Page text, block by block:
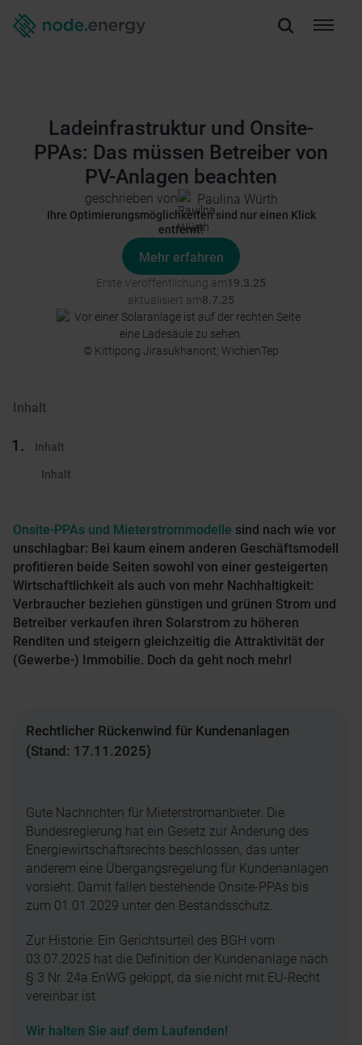
Ladeinfrastruktur und Onsite-
PPAs: Das müssen Betreiber von
PV-Anlagen beachten
geschrieben von Paulina Würth
Ihre Optimierungsmöglichkeiten sind nur einen Klick
entfernt!
Mehr erfahren
Erste Veröffentlichung am19.3.25
aktualisiert am8.7.25
© Kittipong Jirasukhanont; WichienTep
Inhalt
Inhalt
Inhalt
Onsite-PPAs und Mieterstrommodelle sind nach wie vor
unschlagbar: Bei kaum einem anderen Geschäftsmodell
profitieren beide Seiten sowohl von einer gesteigerten
Wirtschaftlichkeit als auch von mehr Nachhaltigkeit:
Verbraucher beziehen günstigen und grünen Strom und
Betreiber verkaufen ihren Solarstrom zu höheren
Renditen und steigern gleichzeitig die Attraktivität der
(Gewerbe-) Immobilie. Doch da geht noch mehr!
Rechtlicher Rückenwind für Kundenanlagen
(Stand: 17.11.2025)
Gute Nachrichten für Mieterstromanbieter. Die
Bundesregierung hat ein Gesetz zur Änderung des
Energiewirtschaftsrechts beschlossen, das unter
anderem eine Übergangsregelung für Kundenanlagen
vorsieht. Damit fallen bestehende Onsite-PPAs bis
zum 01.01.2029 unter den Bestandsschutz.
Zur Historie: Ein Gerichtsurteil des BGH vom
03.07.2025 hat die Definition der Kundenanlage nach
§ 3 Nr. 24a EnWG gekippt, da sie nicht mit EU-Recht
vereinbar ist.
Wir halten Sie auf dem Laufenden!